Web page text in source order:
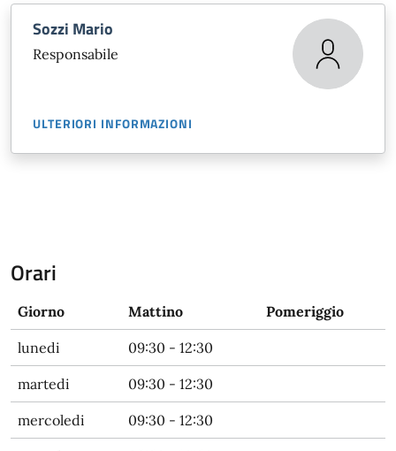
Sozzi Mario
Responsabile
ULTERIORI INFORMAZIONI
Orari
Giorno Mattino Pomeriggio
lunedi 09:30 - 12:30
martedi 09:30 - 12:30
mercoledi 09:30 - 12:30